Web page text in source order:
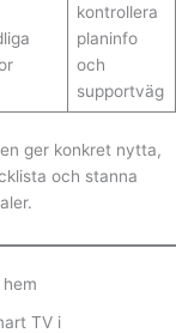
kontrollera
planinfo
och
supportväg
ger konkret nytta,
och stanna
TV i